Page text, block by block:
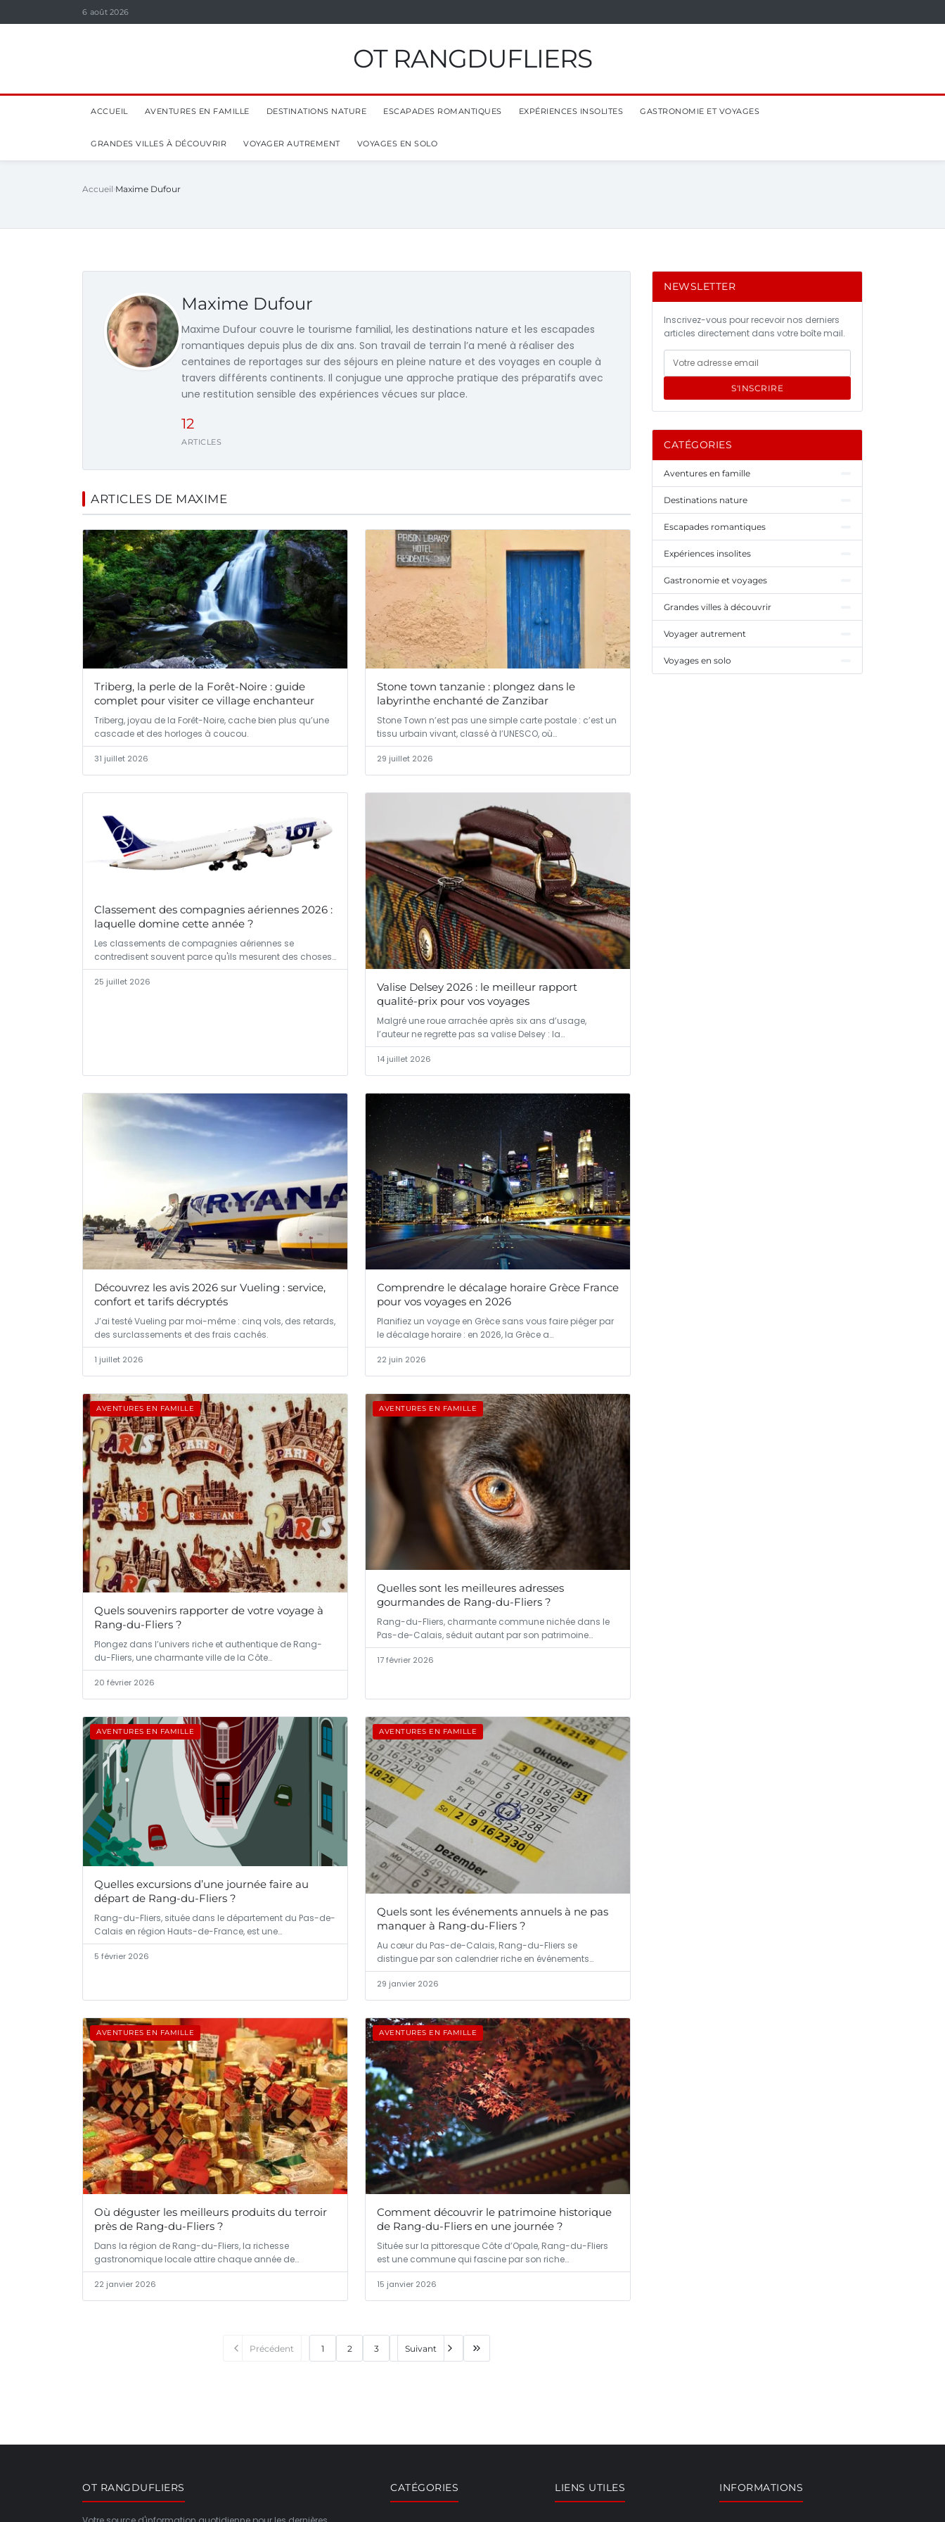
6 août 2026
OT RANGDUFLIERS
ACCUEIL AVENTURES EN FAMILLE DESTINATIONS NATURE ESCAPADES ROMANTIQUES EXPÉRIENCES INSOLITES GASTRONOMIE ET VOYAGES
GRANDES VILLES À DÉCOUVRIR VOYAGER AUTREMENT VOYAGES EN SOLO
Accueil Maxime Dufour
Maxime Dufour
Maxime Dufour couvre le tourisme familial, les destinations nature et les escapades
romantiques depuis plus de dix ans. Son travail de terrain l’a mené à réaliser des
centaines de reportages sur des séjours en pleine nature et des voyages en couple à
travers différents continents. Il conjugue une approche pratique des préparatifs avec
une restitution sensible des expériences vécues sur place.
12
ARTICLES
ARTICLES DE MAXIME
Triberg, la perle de la Forêt-Noire : guide
complet pour visiter ce village enchanteur
Triberg, joyau de la Forêt-Noire, cache bien plus qu’une
cascade et des horloges à coucou.
31 juillet 2026
Stone town tanzanie : plongez dans le
labyrinthe enchanté de Zanzibar
Stone Town n’est pas une simple carte postale : c’est un
tissu urbain vivant, classé à l’UNESCO, où…
29 juillet 2026
Classement des compagnies aériennes 2026 :
laquelle domine cette année ?
Les classements de compagnies aériennes se
contredisent souvent parce qu'ils mesurent des choses…
25 juillet 2026
Valise Delsey 2026 : le meilleur rapport
qualité-prix pour vos voyages
Malgré une roue arrachée après six ans d’usage,
l’auteur ne regrette pas sa valise Delsey : la…
14 juillet 2026
Découvrez les avis 2026 sur Vueling : service,
confort et tarifs décryptés
J’ai testé Vueling par moi-même : cinq vols, des retards,
des surclassements et des frais cachés.
1 juillet 2026
Comprendre le décalage horaire Grèce France
pour vos voyages en 2026
Planifiez un voyage en Grèce sans vous faire piéger par
le décalage horaire : en 2026, la Grèce a…
22 juin 2026
AVENTURES EN FAMILLE
Quels souvenirs rapporter de votre voyage à
Rang-du-Fliers ?
Plongez dans l’univers riche et authentique de Rang-
du-Fliers, une charmante ville de la Côte…
20 février 2026
AVENTURES EN FAMILLE
Quelles sont les meilleures adresses
gourmandes de Rang-du-Fliers ?
Rang-du-Fliers, charmante commune nichée dans le
Pas-de-Calais, séduit autant par son patrimoine…
17 février 2026
AVENTURES EN FAMILLE
Quelles excursions d’une journée faire au
départ de Rang-du-Fliers ?
Rang-du-Fliers, située dans le département du Pas-de-
Calais en région Hauts-de-France, est une…
5 février 2026
AVENTURES EN FAMILLE
Quels sont les événements annuels à ne pas
manquer à Rang-du-Fliers ?
Au cœur du Pas-de-Calais, Rang-du-Fliers se
distingue par son calendrier riche en événements…
29 janvier 2026
AVENTURES EN FAMILLE
Où déguster les meilleurs produits du terroir
près de Rang-du-Fliers ?
Dans la région de Rang-du-Fliers, la richesse
gastronomique locale attire chaque année de
nombreux…
22 janvier 2026
AVENTURES EN FAMILLE
Comment découvrir le patrimoine historique
de Rang-du-Fliers en une journée ?
Située sur la pittoresque Côte d’Opale, Rang-du-Fliers
est une commune qui fascine par son riche…
15 janvier 2026
Précédent 1 2 3 Suivant
NEWSLETTER
Inscrivez-vous pour recevoir nos derniers
articles directement dans votre boîte mail.
S'INSCRIRE
CATÉGORIES
Aventures en famille
Destinations nature
Escapades romantiques
Expériences insolites
Gastronomie et voyages
Grandes villes à découvrir
Voyager autrement
Voyages en solo
OT RANGDUFLIERS CATÉGORIES LIENS UTILES INFORMATIONS